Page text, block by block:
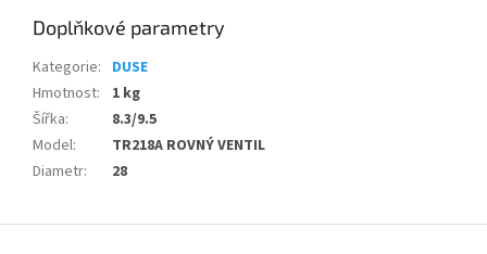
Doplňkové parametry
Kategorie: DUSE
Hmotnost:
1 kg
Šířka:
8.3/9.5
Model:
TR218A ROVNÝ VENTIL
Diametr: 28